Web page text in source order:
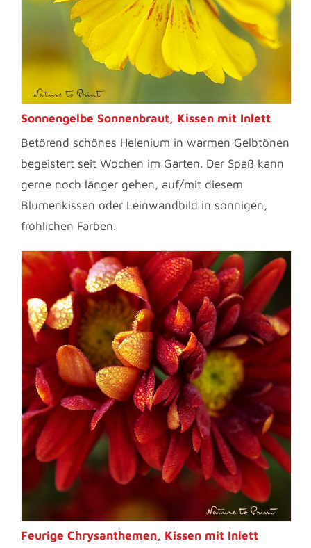
Sonnengelbe Sonnenbraut, Kissen mit Inlett
Betörend schönes Helenium in warmen Gelbtönen
begeistert seit Wochen im Garten. Der Spaß kann
gerne noch länger gehen, auf/mit diesem
Blumenkissen oder Leinwandbild in sonnigen,
fröhlichen Farben.
Feurige Chrysanthemen, Kissen mit Inlett